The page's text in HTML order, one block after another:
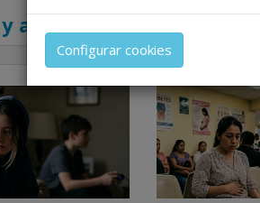
del mercado español y, por
legalmente facultados para
ejercicio profesional. La
título meramente
profesionales facultados
concreto, el tratamiento más
Configurar cookies
artículos